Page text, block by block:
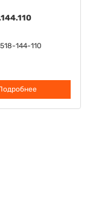
B286.098.351
FDA 286-098-